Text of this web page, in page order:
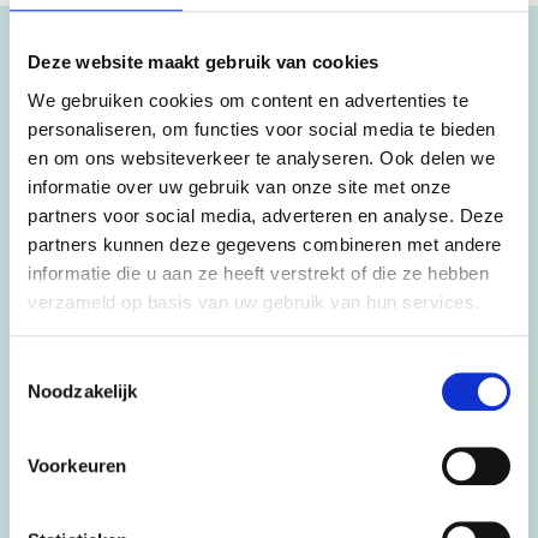
Deze website maakt gebruik van cookies
We gebruiken cookies om content en advertenties te
personaliseren, om functies voor social media te bieden
en om ons websiteverkeer te analyseren. Ook delen we
informatie over uw gebruik van onze site met onze
partners voor social media, adverteren en analyse. Deze
partners kunnen deze gegevens combineren met andere
informatie die u aan ze heeft verstrekt of die ze hebben
verzameld op basis van uw gebruik van hun services.
Noodzakelijk
Voorkeuren
Download hier een voorbeeld
Human